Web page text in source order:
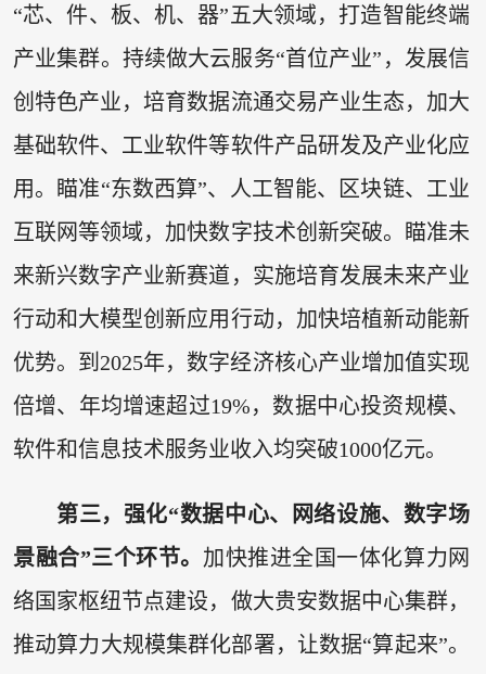
“芯、件、板、机、器”五大领域，打造智能终端
产业集群。持续做大云服务“首位产业”，发展信
创特色产业，培育数据流通交易产业生态，加大
基础软件、工业软件等软件产品研发及产业化应
用。瞄准“东数西算”、人工智能、区块链、工业
互联网等领域，加快数字技术创新突破。瞄准未
来新兴数字产业新赛道，实施培育发展未来产业
行动和大模型创新应用行动，加快培植新动能新
优势。到2025年，数字经济核心产业增加值实现
倍增、年均增速超过19%，数据中心投资规模、
软件和信息技术服务业收入均突破1000亿元。
第三，强化“数据中心、网络设施、数字场
景融合”三个环节。 加快推进全国一体化算力网
络国家枢纽节点建设，做大贵安数据中心集群，
推动算力大规模集群化部署，让数据“算起来”。